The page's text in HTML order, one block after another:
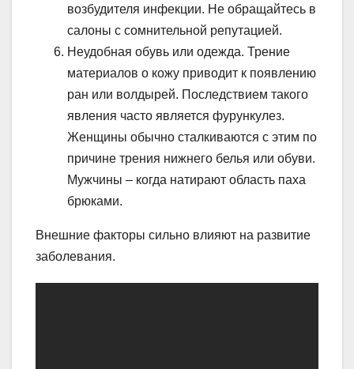
возбудителя инфекции. Не обращайтесь в
салоны с сомнительной репутацией.
Неудобная обувь или одежда. Трение
материалов о кожу приводит к появлению
ран или волдырей. Последствием такого
явления часто является фурункулез.
Женщины обычно сталкиваются с этим по
причине трения нижнего белья или обуви.
Мужчины – когда натирают область паха
брюками.
Внешние факторы сильно влияют на развитие
заболевания.